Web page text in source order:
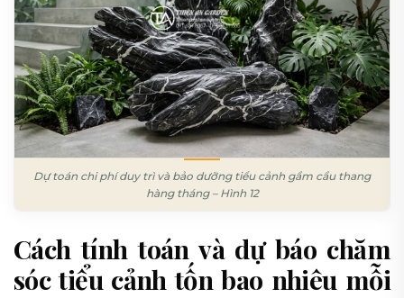
Dự toán chi phí duy trì và bảo dưỡng tiểu cảnh gầm cầu thang
hàng tháng – Hình 12
Cách tính toán và dự báo chăm
sóc tiểu cảnh tốn bao nhiêu mỗi